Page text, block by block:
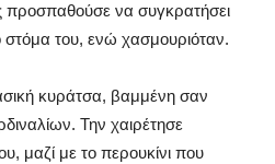
προσπαθούσε να συγκρατήσει
του, ενώ χασμουριόταν.
κυράτσα, βαμμένη σαν
Την χαιρέτησε
μαζί με το περουκίνι που